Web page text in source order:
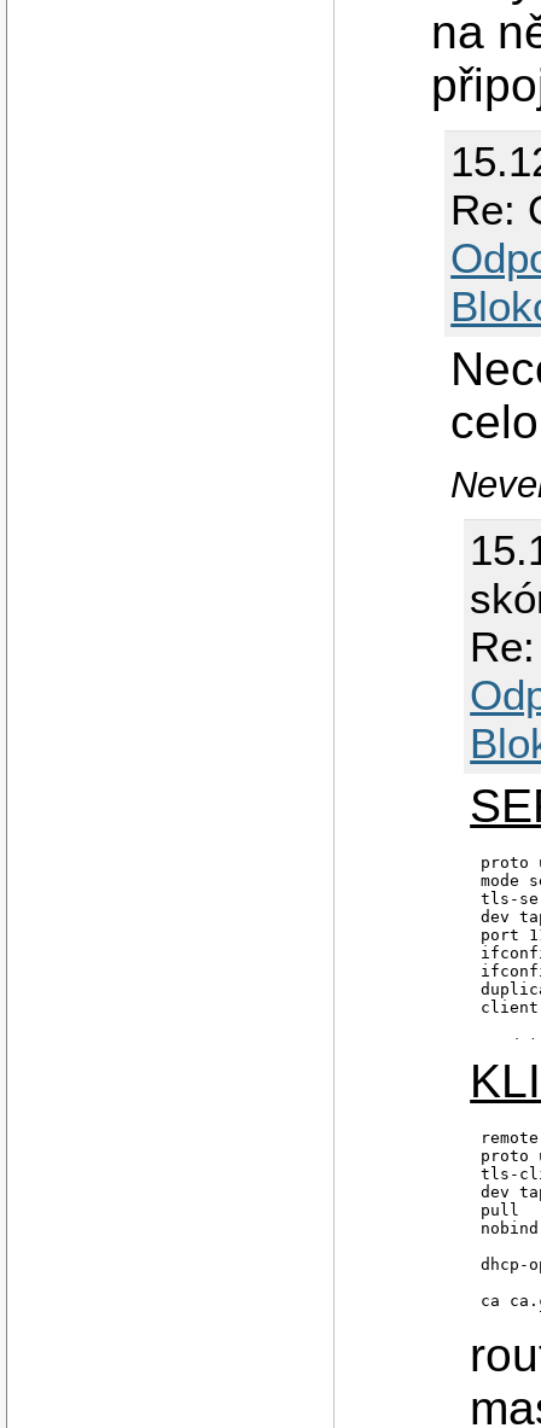
na
Re:
proto
mode
tls-
dev
port
ca /
cert
key /
dh /
log-
user
group
comp-
proto
tls-
dev
pull
nobind
dhcp-
ca
cert
comp-
ping-